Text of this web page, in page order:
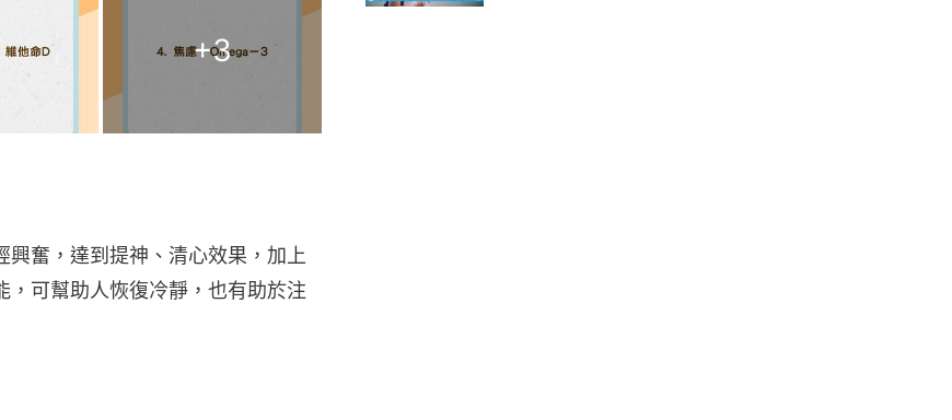
+3
奮，達到提神、清心效果，加上
可幫助人恢復冷靜，也有助於注